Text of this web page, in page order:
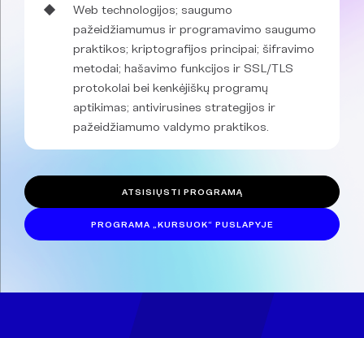
Web technologijos; saugumo
pažeidžiamumus ir programavimo saugumo
praktikos; kriptografijos principai; šifravimo
metodai; hašavimo funkcijos ir SSL/TLS
protokolai bei kenkėjiškų programų
aptikimas; antivirusines strategijos ir
pažeidžiamumo valdymo praktikos.
ATSISIŲSTI PROGRAMĄ
PROGRAMA „KURSUOK“ PUSLAPYJE